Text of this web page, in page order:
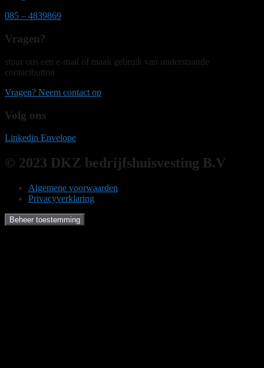
085 – 4839869
Vragen?
stuur ons een e-mail of maak gebruik van onderstaande
contactbutton
Vragen? Neem contact op
Volg ons
Linkedin Envelope
© 2023 DKZ bedrijfshuisvesting B.V
Algemene voorwaarden
Privacyverklaring
Beheer toestemming